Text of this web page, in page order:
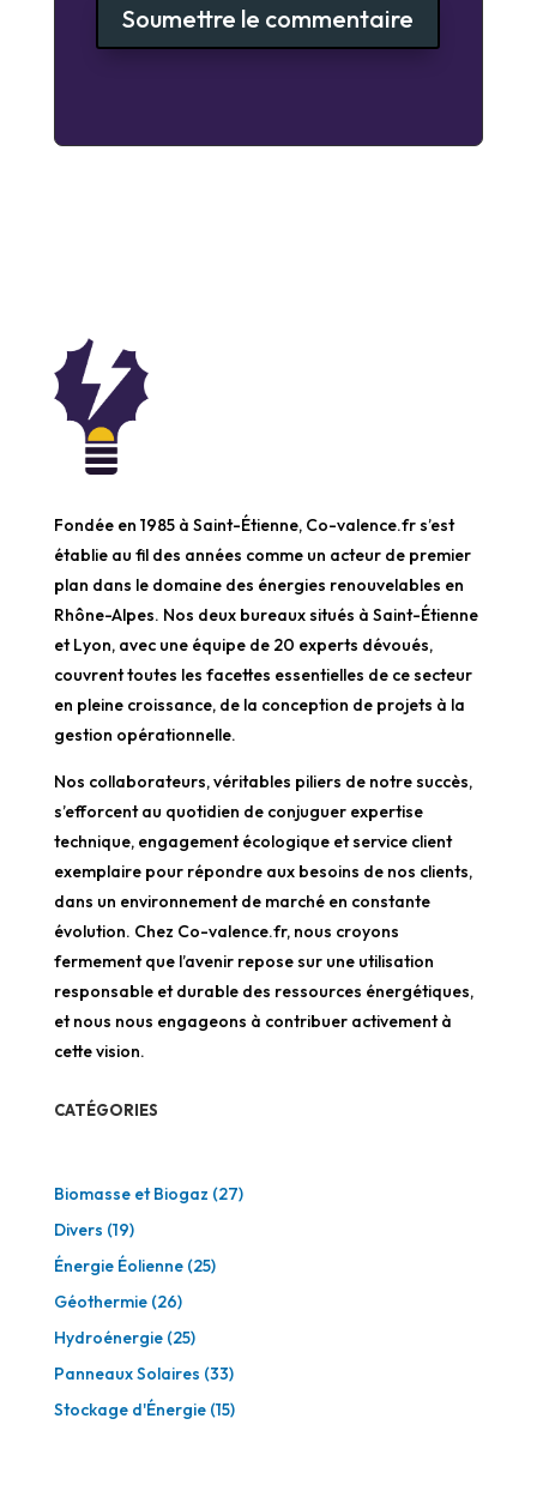
Soumettre le commentaire
Fondée en 1985 à Saint-Étienne, Co-valence.fr s’est
établie au fil des années comme un acteur de premier
plan dans le domaine des énergies renouvelables en
Rhône-Alpes. Nos deux bureaux situés à Saint-Étienne
et Lyon, avec une équipe de 20 experts dévoués,
couvrent toutes les facettes essentielles de ce secteur
en pleine croissance, de la conception de projets à la
gestion opérationnelle.
Nos collaborateurs, véritables piliers de notre succès,
s’efforcent au quotidien de conjuguer expertise
technique, engagement écologique et service client
exemplaire pour répondre aux besoins de nos clients,
dans un environnement de marché en constante
évolution. Chez Co-valence.fr, nous croyons
fermement que l’avenir repose sur une utilisation
responsable et durable des ressources énergétiques,
et nous nous engageons à contribuer activement à
cette vision.
CATÉGORIES
Biomasse et Biogaz (27)
Divers (19)
Énergie Éolienne(25)
Géothermie(26)
Hydroénergie(25)
Panneaux Solaires (33)
Stockage d'Énergie(15)